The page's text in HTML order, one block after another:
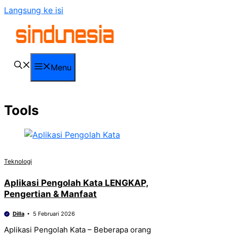
Langsung ke isi
Menu
Tools
Teknologi
Aplikasi Pengolah Kata LENGKAP,
Pengertian & Manfaat
Dilla 5 Februari 2026
Aplikasi Pengolah Kata – Beberapa orang